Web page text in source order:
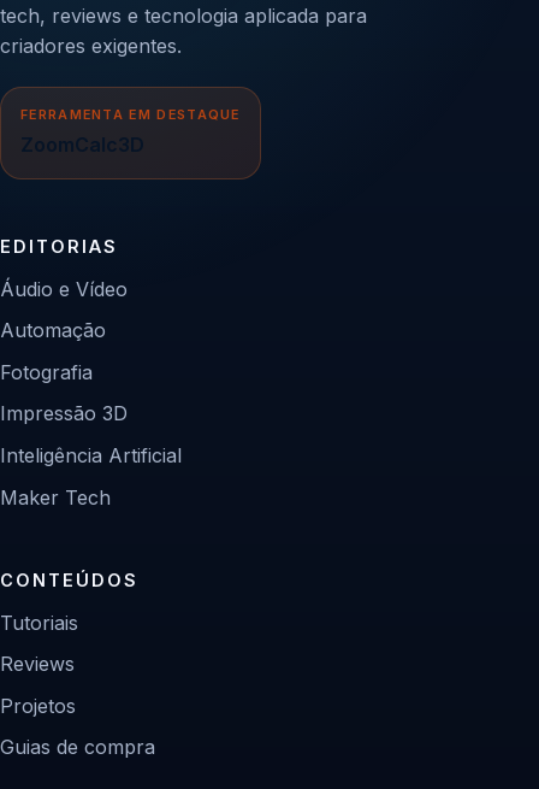
tech, reviews e tecnologia aplicada para
criadores exigentes.
FERRAMENTA EM DESTAQUE
ZoomCalc3D
EDITORIAS
Áudio e Vídeo
Automação
Fotografia
Impressão 3D
Inteligência Artificial
Maker Tech
CONTEÚDOS
Tutoriais
Reviews
Projetos
Guias de compra